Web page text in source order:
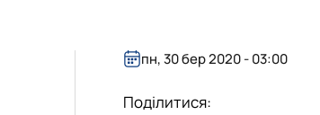
пн, 30 бер 2020 - 03:00
Поділитися: